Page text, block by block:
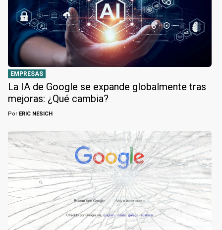
EMPRESAS
La IA de Google se expande globalmente tras
mejoras: ¿Qué cambia?
Por ERIC NESICH